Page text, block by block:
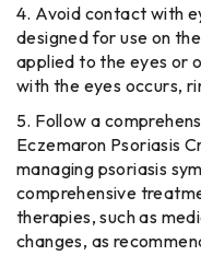
Avoid contact with
designed for use on
applied to the eyes or
with the eyes occurs,
Follow a
Eczemaron Psoriasis
managing psoriasis
comprehensive
therapies, such as
changes, as